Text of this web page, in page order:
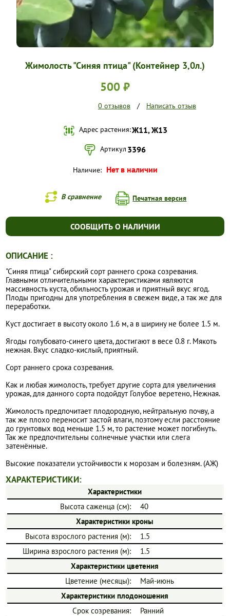
Жимолость "Синяя птица" (Контейнер 3,0л.)
500 ₽
0 отзывов / Написать отзыв
Адрес растения:Ж11, Ж13
Артикул 3396
Наличие: Нет в наличии
В сравнение Печатная версия
СООБЩИТЬ О НАЛИЧИИ
ОПИСАНИЕ :
"Синяя птица" сибирский сорт раннего срока созревания.
Главными отличительными характеристиками являются
массивность куста, обильность урожая и приятный вкус ягод.
Плоды пригодны для употребления в свежем виде, а так же для
переработки.
Куст достигает в высоту около 1.6 м, а в ширину не более 1.5 м.
Ягоды голубовато-синего цвета, достигают в весе 0.8 г. Мякоть
нежная. Вкус сладко-кислый, приятный.
Сорт раннего срока созревания.
Как и любая жимолость, требует другие сорта для увеличения
урожая, для данного сорта подойдут Голубое веретено, Нежная.
Жимолость предпочитает плодородную, нейтральную почву, а
так же плохо переносит застой влаги, поэтому если расстояние
до грунтовых вод меньше 1.5 м, то растение может погибнуть.
Так же предпочтительны солнечные участки или слега
затенённые.
Высокие показатели устойчивости к морозам и болезням. (АЖ)
ХАРАКТЕРИСТИКИ:
Характеристики
Высота саженца (см):
40
Характеристики кроны
Высота взрослого растения (м):
1.5
Ширина взрослого растения (м):
1.5
Характеристики цветения
Цветение (месяцы):
Май-июнь
Характеристики плодоношения
Срок созревания:
Ранний